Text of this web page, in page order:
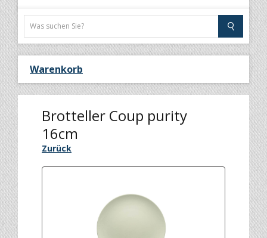
Warenkorb
Brotteller Coup purity
16cm
Zurück